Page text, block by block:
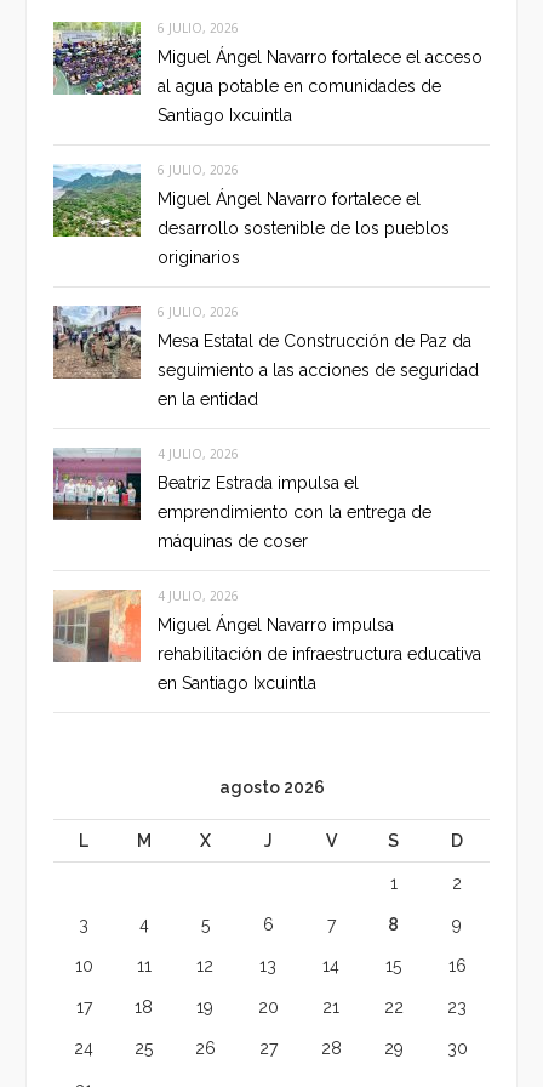
6 JULIO, 2026
Miguel Ángel Navarro fortalece el acceso
al agua potable en comunidades de
Santiago Ixcuintla
6 JULIO, 2026
Miguel Ángel Navarro fortalece el
desarrollo sostenible de los pueblos
originarios
6 JULIO, 2026
Mesa Estatal de Construcción de Paz da
seguimiento a las acciones de seguridad
en la entidad
4 JULIO, 2026
Beatriz Estrada impulsa el
emprendimiento con la entrega de
máquinas de coser
4 JULIO, 2026
Miguel Ángel Navarro impulsa
rehabilitación de infraestructura educativa
en Santiago Ixcuintla
agosto 2026
L M X J V S D
1 2
3 4 5 6 7 8 9
10 11 12 13 14 15 16
17 18 19 20 21 22 23
24 25 26 27 28 29 30